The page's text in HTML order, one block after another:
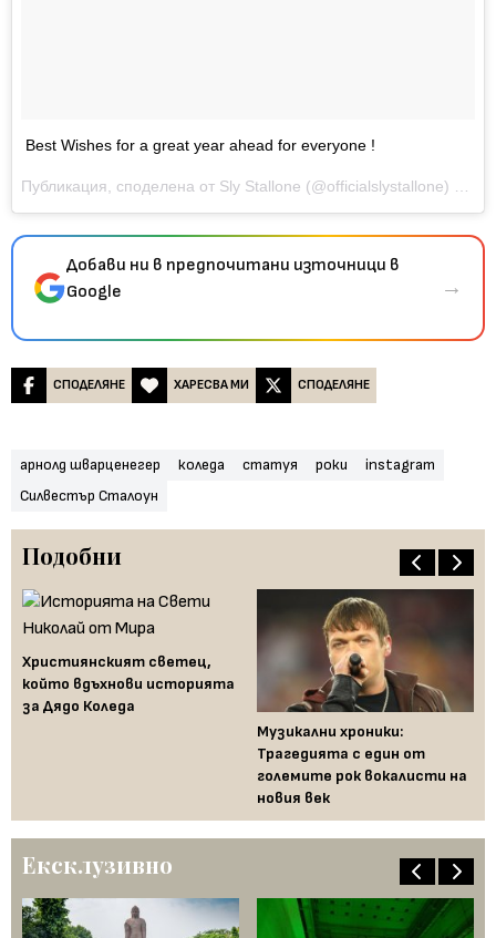
Best Wishes for a great year ahead for everyone !
Публикация, споделена от Sly Stallone (@officialslystallone) на
Добави ни в предпочитани източници в
Google
→
СПОДЕЛЯНЕ ХАРЕСВА МИ СПОДЕЛЯНЕ
арнолд шварценегер коледа статуя роки
instagram
Силвестър Сталоун
Подобни
Християнският светец,
който вдъхнови историята
за Дядо Коледа
Музикални хроники:
Трагедията с един от
големите рок вокалисти на
новия век
Ексклузивно